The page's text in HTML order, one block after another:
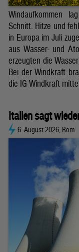
Windaufkommen
Schnitt. Hitze und
in Europa im Juli
aus Wasser- und
erzeugten die
Bei der Windkraft
die IG Windkraft
Italien sagt
6. August 2026, Rom